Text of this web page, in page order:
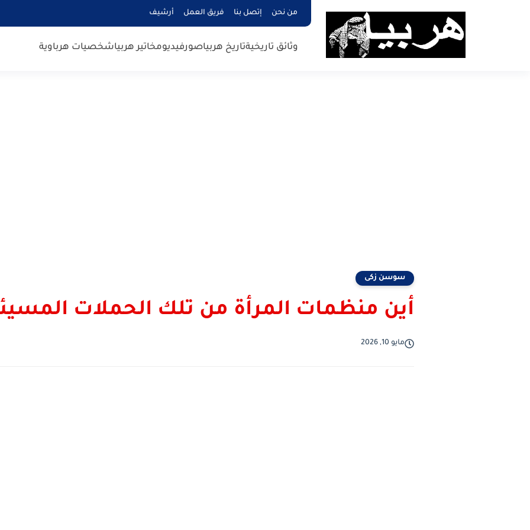
من نحن إتصل بنا فريق العمل أرشيف
وثائق تاريخيةتاريخ هربياصورفيديومخاتير هربياشخصيات هرباوية
سوسن زكى
أين منظمات المرأة من تلك الحملات
مايو 10, 2026